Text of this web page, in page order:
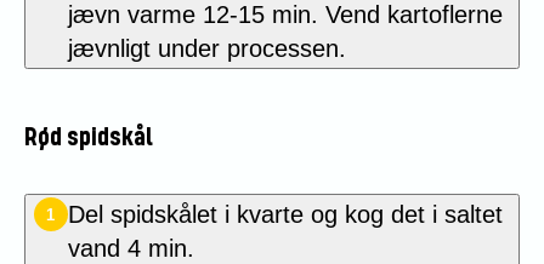
jævn varme 12-15 min. Vend kartoflerne
jævnligt under processen.
Rød spidskål
1
Del spidskålet i kvarte og kog det i saltet
vand 4 min.